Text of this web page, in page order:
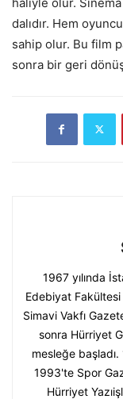
dalıdır. Hem
sahip olur. Bu film
sonra bir geri
1967 yılında
Edebiyat
Simavi Vakfı
sonra Hürriyet
mesleğe başladı.
1993'te Spor
Hürriyet